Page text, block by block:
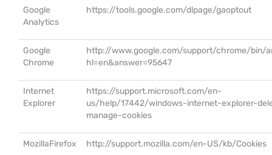
Google
Analytics
https://tools.google.com/dlpage/gaoptout
Google
Chrome
http://www.google.com/support/chrome/bin/
hl=en&answer=95647
Internet
Explorer
https://support.microsoft.com/en-
us/help/17442/windows-internet-explorer-
manage-cookies
MozillaFirefox http://support.mozilla.com/en-US/kb/Cookies